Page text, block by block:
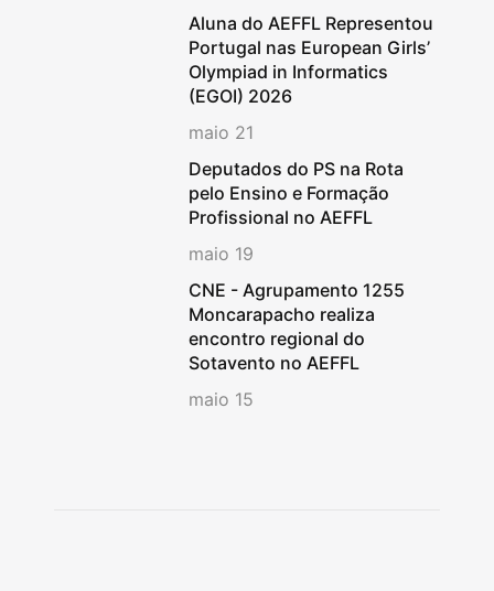
Aluna do AEFFL Representou
Portugal nas European Girls’
Olympiad in Informatics
(EGOI) 2026
maio 21
Deputados do PS na Rota
pelo Ensino e Formação
Profissional no AEFFL
maio 19
CNE - Agrupamento 1255
Moncarapacho realiza
encontro regional do
Sotavento no AEFFL
maio 15